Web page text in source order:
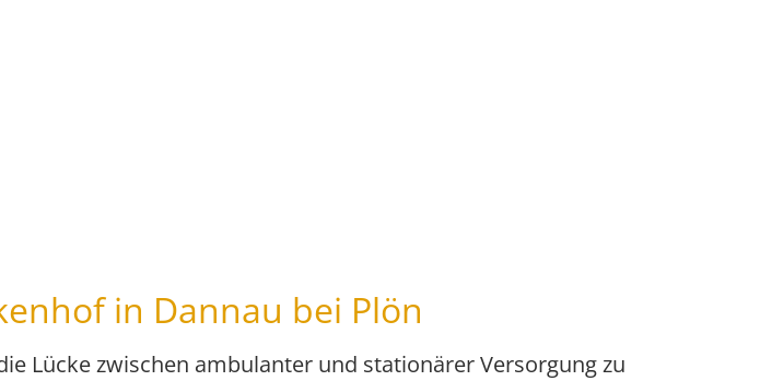
in Dannau bei Plön
Lücke zwischen ambulanter und stationärer Versorgung zu